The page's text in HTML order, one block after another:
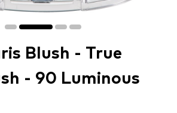
Blush - True
- 90 Luminous